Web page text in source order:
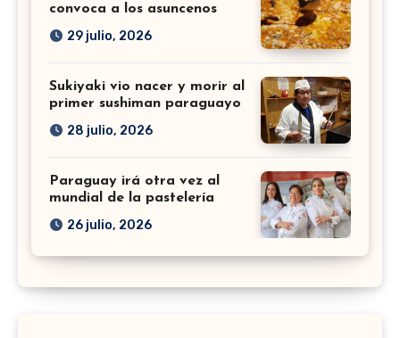
convoca a los asuncenos
29 julio, 2026
Sukiyaki vio nacer y morir al
primer sushiman paraguayo
28 julio, 2026
Paraguay irá otra vez al
mundial de la pastelería
26 julio, 2026